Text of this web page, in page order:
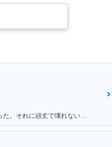
満足ポイント:スタートダッシュが良かった。それに頑丈で壊れない。燃費はそこそこ。あと、足元もフラットで、リアにはボックスを付ければ、相当量を運べます。シート下は、フルフェイスがしっかりと格納できました。あとはフロントの内側収納もたっぷりサイズで、500のペットボトルも入ります。企画でやった、V100 ツーリングは今でも思い出になってます。そんな便利な一台です。